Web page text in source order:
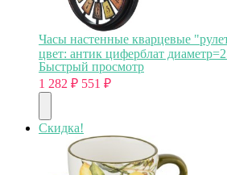
Часы настенные кварцевые
цвет: антик циферблат
Быстрый просмотр
1 282 ₽ 551 ₽
Скидка!